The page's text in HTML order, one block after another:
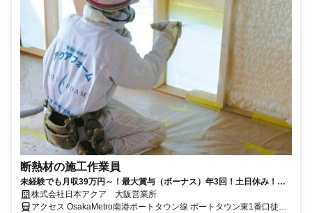
断熱材の施工作業員
未経験でも月収39万円～！最大賞与（ボーナス）年3回！土日休み！吹
き付け断熱材の施工スタッフ！
株式会社日本アクア 大阪営業所
アクセス OsakaMetro南港ポートタウン線 ポートタウン東1番口徒歩